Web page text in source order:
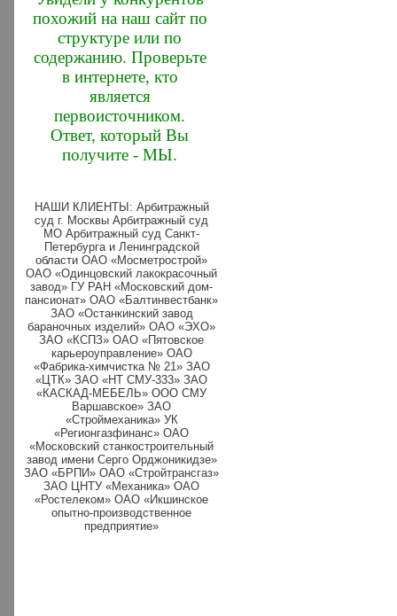
похожий на наш сайт по
структуре или по
содержанию. Проверьте
в интернете, кто
является
первоисточником.
Ответ, который Вы
получите - МЫ.
НАШИ КЛИЕНТЫ: Арбитражный
суд г. Москвы Арбитражный суд
МО Арбитражный суд Санкт-
Петербурга и Ленинградской
области ОАО «Мосметрострой»
ОАО «Одинцовский лакокрасочный
завод» ГУ РАН «Московский дом-
пансионат» ОАО «Балтинвестбанк»
ЗАО «Останкинский завод
бараночных изделий» ОАО «ЭХО»
ЗАО «КСПЗ» ОАО «Пятовское
карьероуправление» ОАО
«Фабрика-химчистка № 21» ЗАО
«ЦТК» ЗАО «НТ СМУ-333» ЗАО
«КАСКАД-МЕБЕЛЬ» ООО СМУ
Варшавское» ЗАО
«Строймеханика» УК
«Регионгазфинанс» ОАО
«Московский станкостроительный
завод имени Серго Орджоникидзе»
ЗАО «БРПИ» ОАО «Стройтрансгаз»
ЗАО ЦНТУ «Механика» ОАО
«Ростелеком» ОАО «Икшинское
опытно-производственное
предприятие»